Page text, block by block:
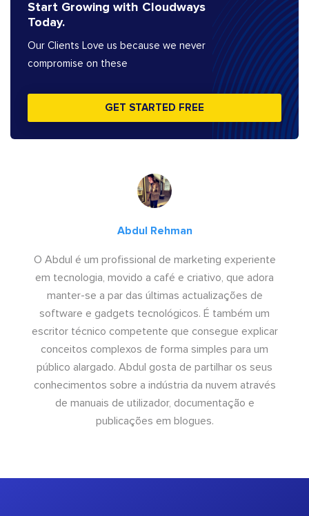
Start Growing with Cloudways
Today.
Our Clients Love us because we never
compromise on these
GET STARTED FREE
Abdul Rehman
O Abdul é um profissional de marketing experiente
em tecnologia, movido a café e criativo, que adora
manter-se a par das últimas actualizações de
software e gadgets tecnológicos. É também um
escritor técnico competente que consegue explicar
conceitos complexos de forma simples para um
público alargado. Abdul gosta de partilhar os seus
conhecimentos sobre a indústria da nuvem através
de manuais de utilizador, documentação e
publicações em blogues.